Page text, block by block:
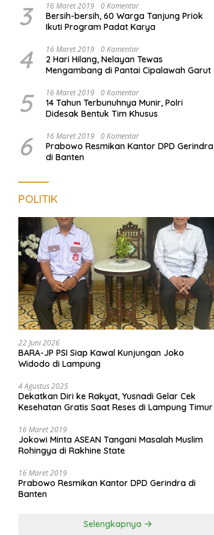
3 16 Maret 2019 0 Komentar
Bersih-bersih, 60 Warga Tanjung Priok
Ikuti Program Padat Karya
4 16 Maret 2019 0 Komentar
2 Hari Hilang, Nelayan Tewas
Mengambang di Pantai Cipalawah Garut
5 16 Maret 2019 0 Komentar
14 Tahun Terbunuhnya Munir, Polri
Didesak Bentuk Tim Khusus
6 16 Maret 2019 0 Komentar
Prabowo Resmikan Kantor DPD Gerindra
di Banten
POLITIK
22 Juni 2026
BARA-JP PSI Siap Kawal Kunjungan Joko
Widodo di Lampung
4 Agustus 2025
Dekatkan Diri ke Rakyat, Yusnadi Gelar Cek
Kesehatan Gratis Saat Reses di Lampung Timur
16 Maret 2019
Jokowi Minta ASEAN Tangani Masalah Muslim
Rohingya di Rakhine State
16 Maret 2019
Prabowo Resmikan Kantor DPD Gerindra di
Banten
Selengkapnya